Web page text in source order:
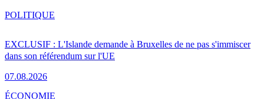
EXCLUSIF : L'Islande demande à Bruxelles de ne pas s'immiscer
dans son référendum sur l'UE
07.08.2026
POLITIQUE
ÉCONOMIE